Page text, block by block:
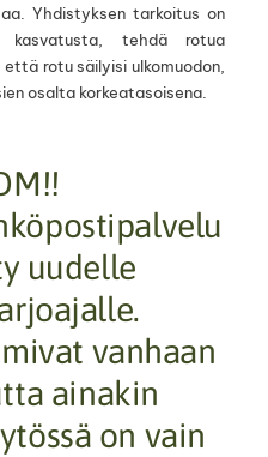
Yhdistyksen tarkoitus on
kasvatusta, tehdä rotua
rotu säilyisi ulkomuodon,
osalta korkeatasoisena.
uudelle
vanhaan
ainakin
on vain